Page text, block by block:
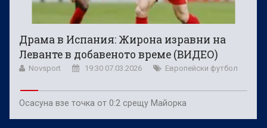
Драма в Испания: Жирона изравни на
Леванте в добавеното време (ВИДЕО)
Novsport 19:30 07.03.2026 Европейски футбол
Осасуна взе точка от 0:2 срещу Майорка